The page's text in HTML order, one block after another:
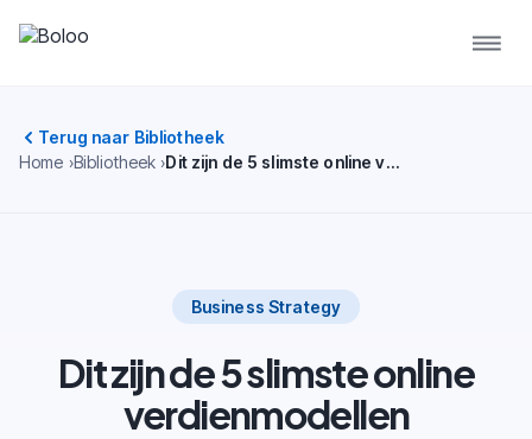
Terug naar Bibliotheek
Home Bibliotheek Dit zijn de 5 slimste online verdienmodellen
Business Strategy
Dit zijn de 5 slimste online
verdienmodellen